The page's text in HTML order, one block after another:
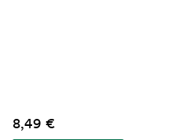
8,49 €